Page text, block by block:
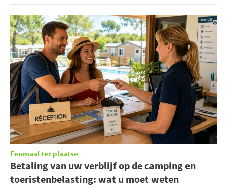
Eenmaal ter plaatse
Betaling van uw verblijf op de camping en
toeristenbelasting: wat u moet weten